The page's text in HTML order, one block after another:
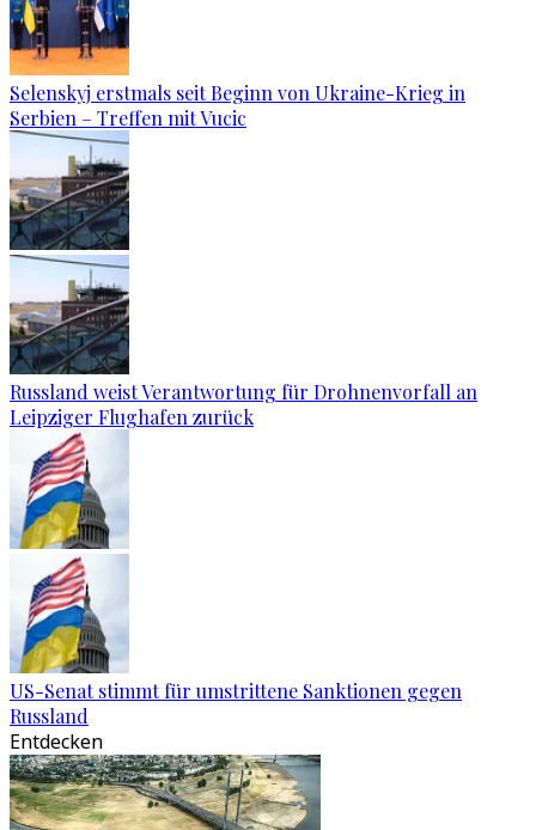
Selenskyj erstmals seit Beginn von Ukraine-Krieg in
Serbien – Treffen mit Vucic
Russland weist Verantwortung für Drohnenvorfall an
Leipziger Flughafen zurück
US-Senat stimmt für umstrittene Sanktionen gegen
Russland
Entdecken